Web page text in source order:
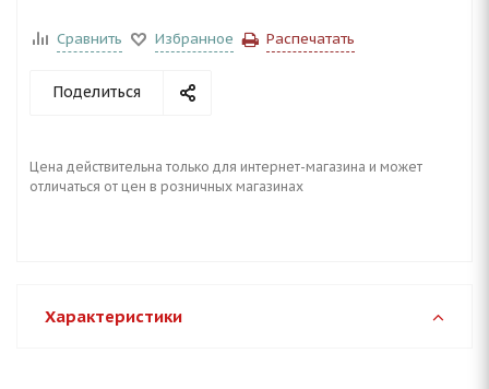
Сравнить Избранное Распечатать
Поделиться
Цена действительна только для интернет-магазина и может
отличаться от цен в розничных магазинах
Характеристики